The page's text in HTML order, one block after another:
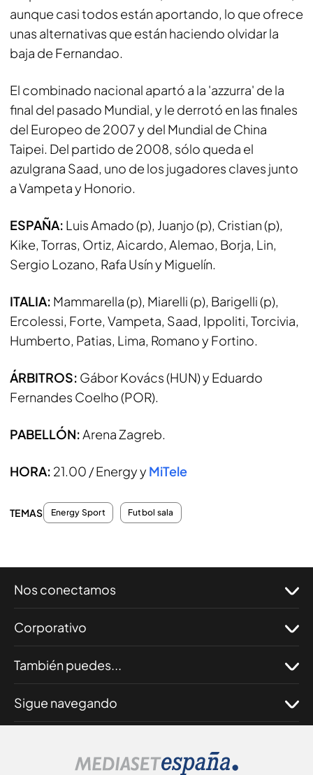
aunque casi todos están aportando, lo que ofrece
unas alternativas que están haciendo olvidar la
baja de Fernandao.
El combinado nacional apartó a la 'azzurra' de la
final del pasado Mundial, y le derrotó en las finales
del Europeo de 2007 y del Mundial de China
Taipei. Del partido de 2008, sólo queda el
azulgrana Saad, uno de los jugadores claves junto
a Vampeta y Honorio.
ESPAÑA: Luis Amado (p), Juanjo (p), Cristian (p),
Kike, Torras, Ortiz, Aicardo, Alemao, Borja, Lin,
Sergio Lozano, Rafa Usín y Miguelín.
ITALIA: Mammarella (p), Miarelli (p), Barigelli (p),
Ercolessi, Forte, Vampeta, Saad, Ippoliti, Torcivia,
Humberto, Patias, Lima, Romano y Fortino.
ÁRBITROS: Gábor Kovács (HUN) y Eduardo
Fernandes Coelho (POR).
PABELLÓN:Arena Zagreb.
HORA: 21.00 / Energy y MiTele
TEMAS Energy Sport Futbol sala
Nos conectamos
Corporativo
También puedes...
Sigue navegando